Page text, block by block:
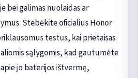
bei galimas nuolaidas ar
Stebėkite oficialius Honor
testus, kai prietaisas
sąlygomis, kad gautumėte
jo baterijos ištvermę,